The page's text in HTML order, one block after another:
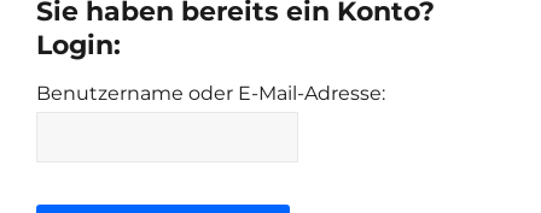
Sie haben bereits ein Konto?
Login:
Benutzername oder E-Mail-Adresse: